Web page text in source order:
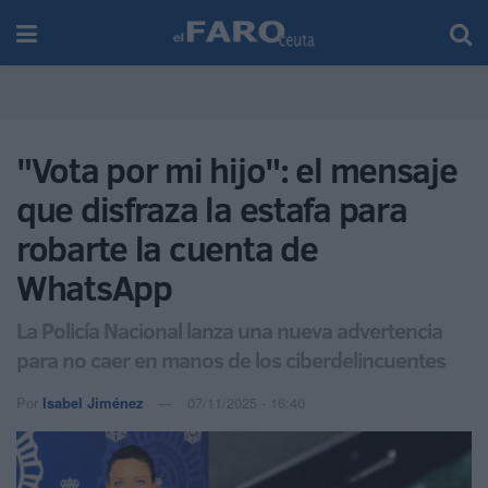
"Vota por mi hijo": el mensaje
que disfraza la estafa para
robarte la cuenta de
WhatsApp
La Policía Nacional lanza una nueva advertencia
para no caer en manos de los ciberdelincuentes
Por Isabel Jiménez 07/11/2025 - 16:40